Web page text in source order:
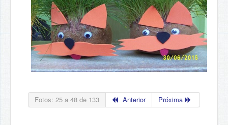
Fotos: 25 a 48 de 133 Anterior Próxima